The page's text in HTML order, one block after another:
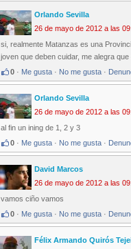
Orlando Sevilla
26 de mayo de 2012 a las
si, realmente Matanzas es una
joven que deben cuidar, me alegra
0 · Me gusta · No me gusta ·
Orlando Sevilla
26 de mayo de 2012 a las
al fin un ining de 1, 2 y 3
0 · Me gusta · No me gusta ·
David Marcos
26 de mayo de 2012 a las
vamos ciño vamos
0 · Me gusta · No me gusta ·
Félix Armando Quirós